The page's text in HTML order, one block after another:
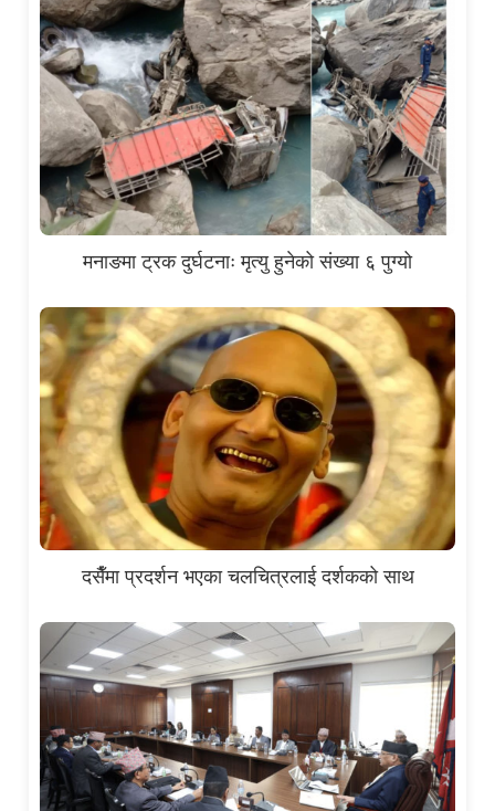
मनाङमा ट्रक दुर्घटनाः मृत्यु हुनेको संख्या ६ पुग्यो
दसैँमा प्रदर्शन भएका चलचित्रलाई दर्शकको साथ